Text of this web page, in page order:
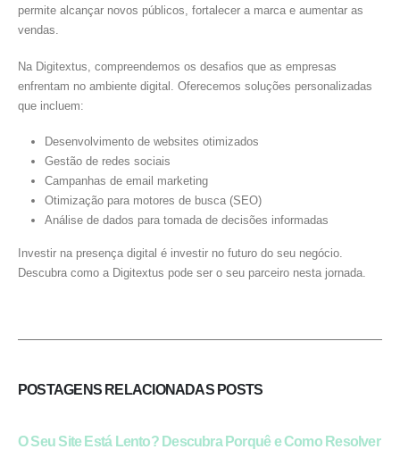
permite alcançar novos públicos, fortalecer a marca e aumentar as
vendas.
Na Digitextus, compreendemos os desafios que as empresas
enfrentam no ambiente digital. Oferecemos soluções personalizadas
que incluem:
Desenvolvimento de websites otimizados
Gestão de redes sociais
Campanhas de email marketing
Otimização para motores de busca (SEO)
Análise de dados para tomada de decisões informadas
Investir na presença digital é investir no futuro do seu negócio.
Descubra como a Digitextus pode ser o seu parceiro nesta jornada.
POSTAGENS RELACIONADAS POSTS
O Seu Site Está Lento? Descubra Porquê e Como Resolver